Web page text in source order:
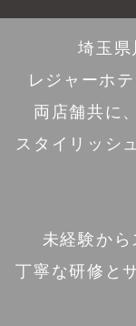
埼玉県
レジャーホ
両店舗共に
スタイリッシ
未経験から
丁寧な研修と